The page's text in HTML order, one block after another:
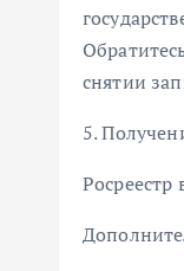
снятии
5.